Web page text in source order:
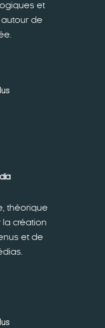
et
autour de
théorique
création
et de